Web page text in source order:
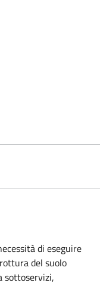
di eseguire
del suolo
sottoservizi,